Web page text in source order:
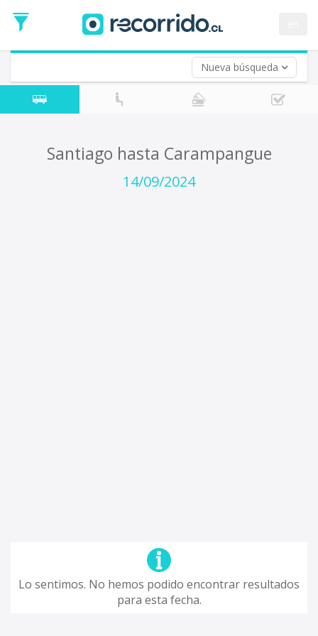
Nueva búsqueda
de
Ida
Vuelta (opcional)
Fecha
de
Santiago hasta Carampangue
14/09/2024
Lo sentimos. No hemos podido encontrar resultados
para esta fecha.